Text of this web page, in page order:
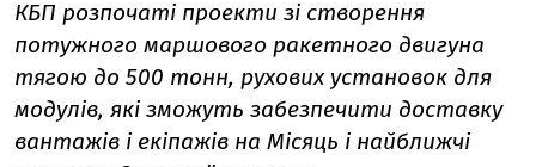
КБП розпочаті проекти зі створення
потужного маршового ракетного двигуна
тягою до 500 тонн, рухових установок для
модулів, які зможуть забезпечити доставку
вантажів і екіпажів на Місяць і найближчі